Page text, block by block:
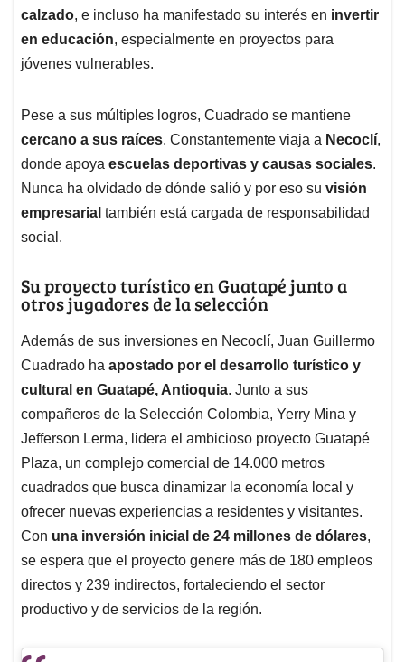
calzado, e incluso ha manifestado su interés en invertir
en educación, especialmente en proyectos para
jóvenes vulnerables.
Pese a sus múltiples logros, Cuadrado se mantiene
cercano a sus raíces. Constantemente viaja a Necoclí,
donde apoya escuelas deportivas y causas sociales.
Nunca ha olvidado de dónde salió y por eso su visión
empresarial también está cargada de responsabilidad
social.
Su proyecto turístico en Guatapé junto a
otros jugadores de la selección
Además de sus inversiones en Necoclí, Juan Guillermo
Cuadrado ha apostado por el desarrollo turístico y
cultural en Guatapé, Antioquia. Junto a sus
compañeros de la Selección Colombia, Yerry Mina y
Jefferson Lerma, lidera el ambicioso proyecto Guatapé
Plaza, un complejo comercial de 14.000 metros
cuadrados que busca dinamizar la economía local y
ofrecer nuevas experiencias a residentes y visitantes.
Con una inversión inicial de 24 millones de dólares,
se espera que el proyecto genere más de 180 empleos
directos y 239 indirectos, fortaleciendo el sector
productivo y de servicios de la región.